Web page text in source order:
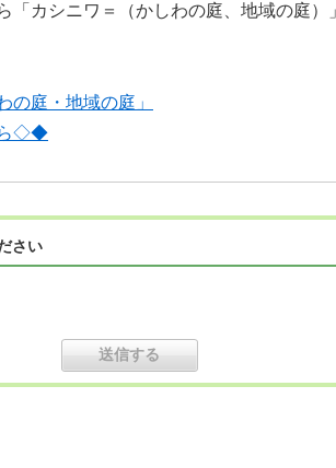
カシニワ＝（かしわの庭、地域の庭）
の庭・地域の庭」
ら◇◆
さい